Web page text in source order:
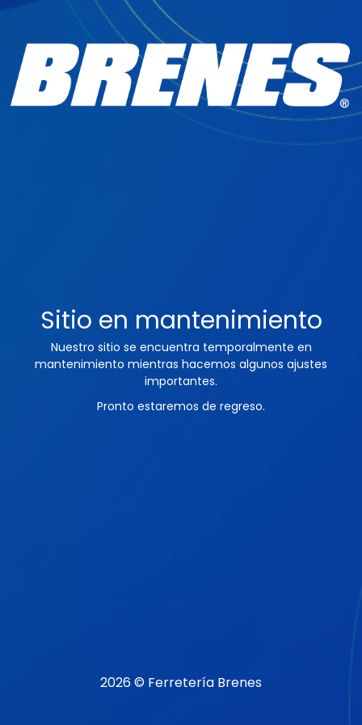
Sitio en mantenimiento
Nuestro sitio se encuentra temporalmente en
mantenimiento mientras hacemos algunos ajustes
importantes.
Pronto estaremos de regreso.
2026 © Ferretería Brenes